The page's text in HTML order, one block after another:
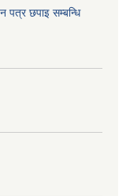
पत्र छपाइ सम्बन्धि